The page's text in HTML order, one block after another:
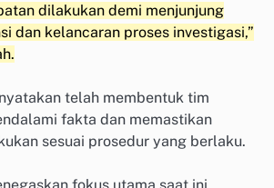
dilakukan demi menjunjung
dan kelancaran proses investigasi,”
telah membentuk tim
fakta dan memastikan
sesuai prosedur yang berlaku.